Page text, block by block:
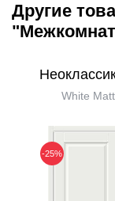
Другие
White Matt
-25%